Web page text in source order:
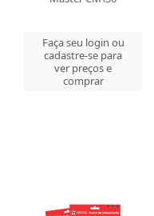
Faça seu login ou
cadastre-se para
ver preços e
comprar